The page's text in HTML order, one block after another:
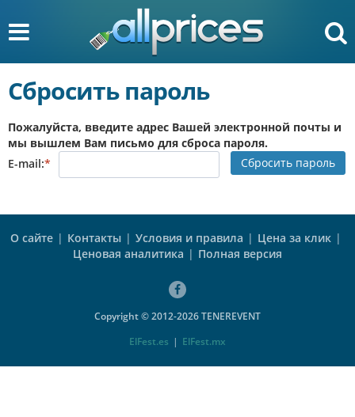
Сбросить пароль
Пожалуйста, введите адрес Вашей электронной почты и
мы вышлем Вам письмо для сброса пароля.
E-mail:* Сбросить пароль
О сайте | Контакты | Условия и правила | Цена за клик |
Ценовая аналитика | Полная версия
Copyright © 2012-2026 TENEREVENT
ElFest.es | ElFest.mx